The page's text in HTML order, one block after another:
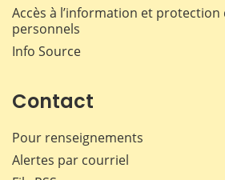
Accès à l’information et
personnels
Info Source
Contact
Pour renseignements
Alertes par courriel